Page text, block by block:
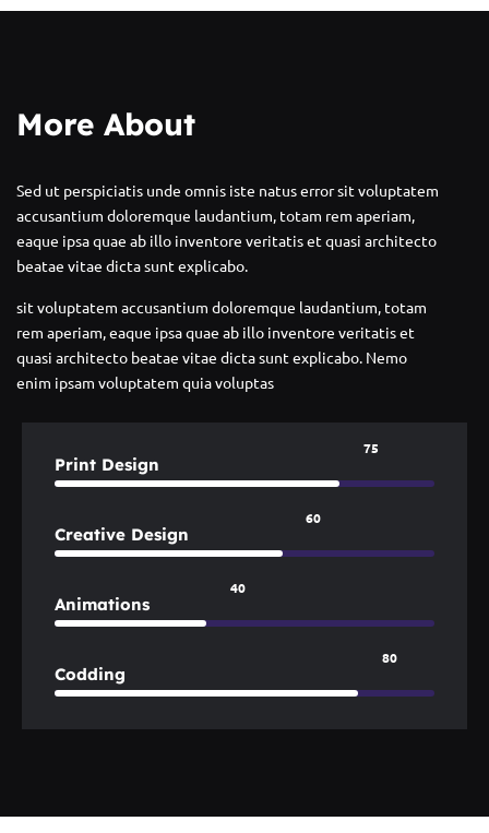
More About
Sed ut perspiciatis unde omnis iste natus error sit voluptatem
accusantium doloremque laudantium, totam rem aperiam,
eaque ipsa quae ab illo inventore veritatis et quasi architecto
beatae vitae dicta sunt explicabo.
sit voluptatem accusantium doloremque laudantium, totam
rem aperiam, eaque ipsa quae ab illo inventore veritatis et
quasi architecto beatae vitae dicta sunt explicabo. Nemo
enim ipsam voluptatem quia voluptas
Print Design
75
Creative Design
60
Animations
40
Codding
80